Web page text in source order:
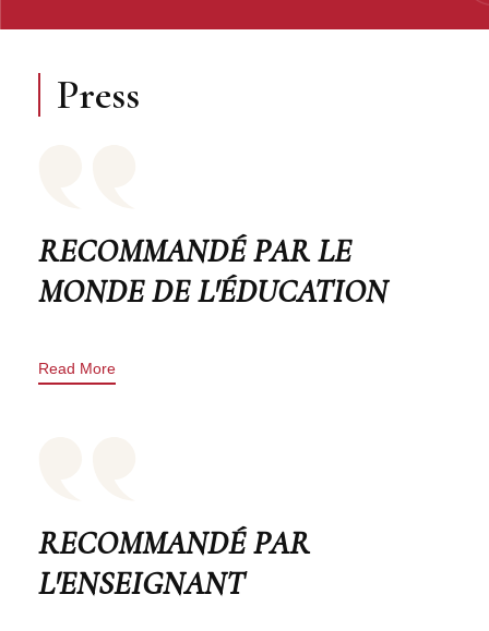
Press
RECOMMANDÉ PAR LE
MONDE DE L'ÉDUCATION
Read More
RECOMMANDÉ PAR
L'ENSEIGNANT